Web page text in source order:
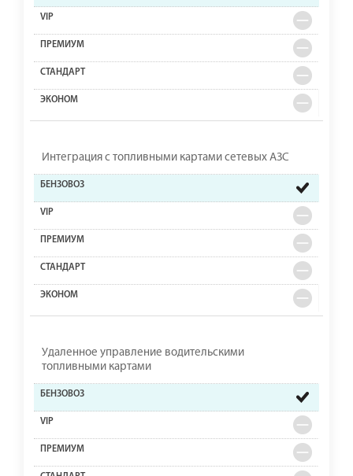
Интеграция с топливными картами сетевых АЗС
Удаленное управление водительскими
топливными картами